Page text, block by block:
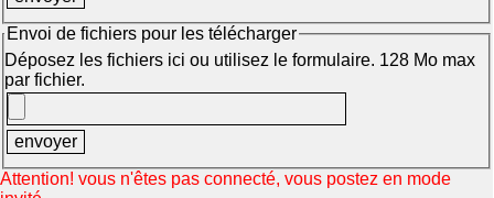
Envoi de fichiers pour les télécharger
Déposez les fichiers ici ou utilisez le formulaire. 128 Mo max
par fichier.
Attention! vous n'êtes pas connecté, vous postez en mode